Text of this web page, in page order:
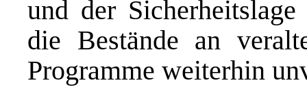
und der
die Bestände an
Programme weiterhin